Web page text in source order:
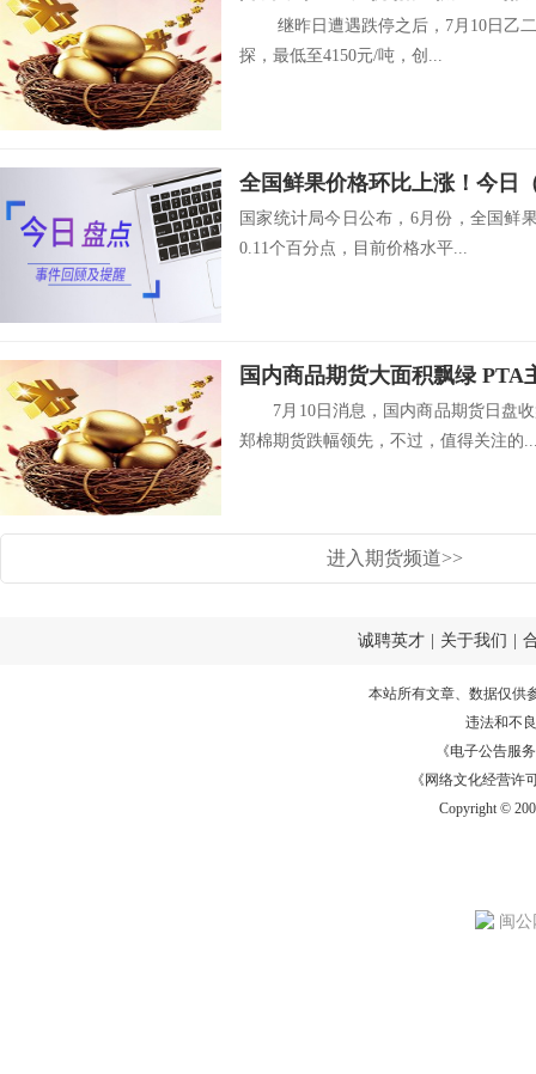
继昨日遭遇跌停之后，7月10日乙二
探，最低至4150元/吨，创...
国家统计局今日公布，6月份，全国鲜
0.11个百分点，目前价格水平...
国内商品期货大面积飘绿 PTA
7月10日消息，国内商品期货日盘收
郑棉期货跌幅领先，不过，值得关注的
进入期货频道>>
诚聘英才 关于我们
本站所有文章、数据仅供
违法和不
《电子公告服务
《网络文化经营许
Copyright ©
闽公